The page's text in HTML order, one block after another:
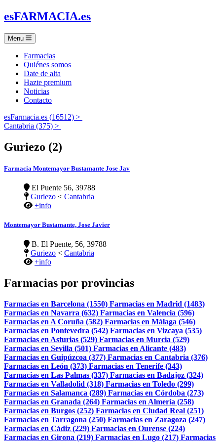
esFARMACIA.es
Menu
Farmacias
Quiénes somos
Date de alta
Hazte premium
Noticias
Contacto
esFarmacia.es (16512) >
Cantabria (375) >
Guriezo (2)
Farmacia Montemayor Bustamante Jose Jav
El Puente 56, 39788
Guriezo < Cantabria
+info
Montemayor Bustamante, Jose Javier
B. El Puente, 56, 39788
Guriezo < Cantabria
+info
Farmacias por provincias
Farmacias en Barcelona (1550) Farmacias en Madrid (1483)
Farmacias en Navarra (632) Farmacias en Valencia (596)
Farmacias en A Coruña (582) Farmacias en Málaga (546)
Farmacias en Pontevedra (542) Farmacias en Vizcaya (535)
Farmacias en Asturias (529) Farmacias en Murcia (529)
Farmacias en Sevilla (501) Farmacias en Alicante (483)
Farmacias en Guipúzcoa (377) Farmacias en Cantabria (376)
Farmacias en León (373) Farmacias en Tenerife (343)
Farmacias en Las Palmas (337) Farmacias en Badajoz (324)
Farmacias en Valladolid (318) Farmacias en Toledo (299)
Farmacias en Salamanca (289) Farmacias en Córdoba (273)
Farmacias en Granada (264) Farmacias en Almería (258)
Farmacias en Burgos (252) Farmacias en Ciudad Real (251)
Farmacias en Tarragona (250) Farmacias en Zaragoza (247)
Farmacias en Cádiz (229) Farmacias en Ourense (224)
Farmacias en Girona (219) Farmacias en Lugo (217) Farmacias